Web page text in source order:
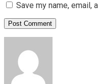
Save my name, email,